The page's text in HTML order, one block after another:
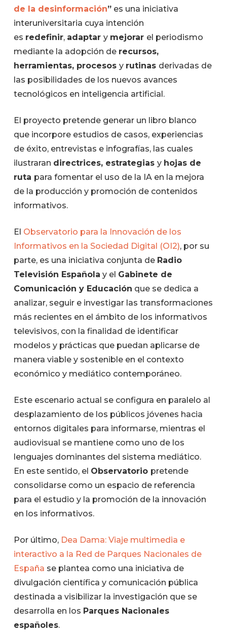
de la desinformación”es una iniciativa
interuniversitaria cuya intención
es redefinir, adaptar y mejorar el periodismo
mediante la adopción de recursos,
herramientas, procesos y rutinas derivadas de
las posibilidades de los nuevos avances
tecnológicos en inteligencia artificial.
El proyecto pretende generar un libro blanco
que incorpore estudios de casos, experiencias
de éxito, entrevistas e infografías, las cuales
ilustraran directrices, estrategias y hojas de
ruta para fomentar el uso de la IA en la mejora
de la producción y promoción de contenidos
informativos.
El Observatorio para la Innovación de los
Informativos en la Sociedad Digital (OI2), por su
parte, es una iniciativa conjunta de Radio
Televisión Española y el Gabinete de
Comunicación y Educación que se dedica a
analizar, seguir e investigar las transformaciones
más recientes en el ámbito de los informativos
televisivos, con la finalidad de identificar
modelos y prácticas que puedan aplicarse de
manera viable y sostenible en el contexto
económico y mediático contemporáneo.
Este escenario actual se configura en paralelo al
desplazamiento de los públicos jóvenes hacia
entornos digitales para informarse, mientras el
audiovisual se mantiene como uno de los
lenguajes dominantes del sistema mediático.
En este sentido, el Observatorio pretende
consolidarse como un espacio de referencia
para el estudio y la promoción de la innovación
en los informativos.
Por último, Dea Dama: Viaje multimedia e
interactivo a la Red de Parques Nacionales de
España se plantea como una iniciativa de
divulgación científica y comunicación pública
destinada a visibilizar la investigación que se
desarrolla en los Parques Nacionales
españoles.